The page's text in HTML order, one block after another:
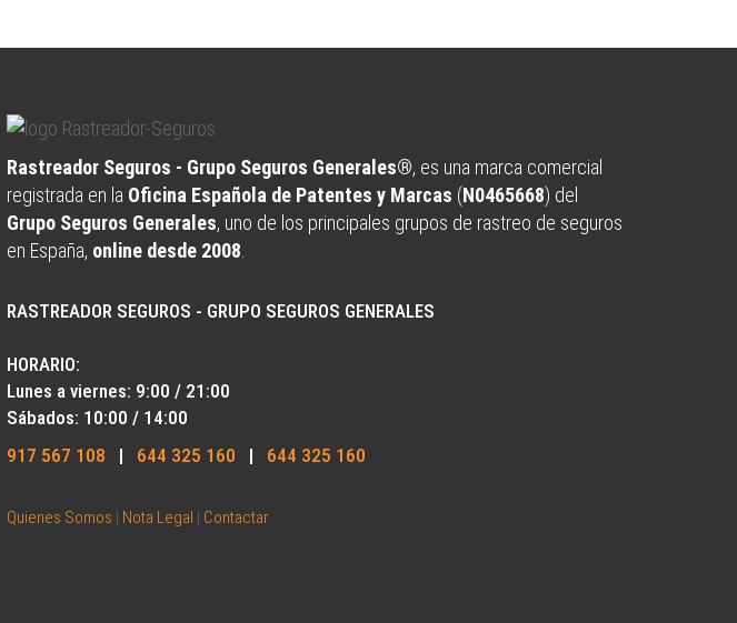
Rastreador Seguros - Grupo Seguros Generales®, es una marca comercial
registrada en la Oficina Española de Patentes y Marcas (N0465668) del
Grupo Seguros Generales, uno de los principales grupos de rastreo de seguros
en España, online desde 2008
RASTREADOR SEGUROS - GRUPO SEGUROS GENERALES
HORARIO:
Lunes a viernes: 9:00 / 21:00
Sábados: 10:00 / 14:00
917 567 108 | 644 325 160 | 644 325 160
Quienes Somos | Nota Legal | Contactar